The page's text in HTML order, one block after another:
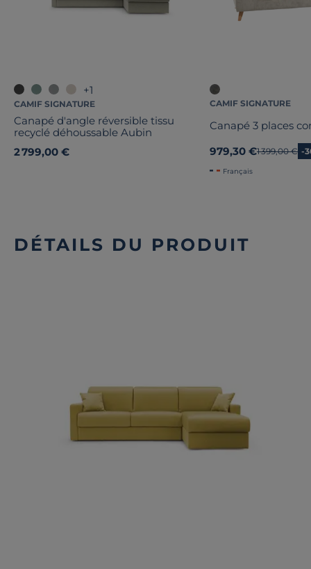
+1
CAMIF SIGNATURE
Canapé d'angle réversible tissu
recyclé déhoussable Aubin
2 799,00 €
CAMIF SIGNATURE
Canapé 3 places
979,30 €Ancien prix
1 399,00 € -
Français
DÉTAILS DU PRODUIT